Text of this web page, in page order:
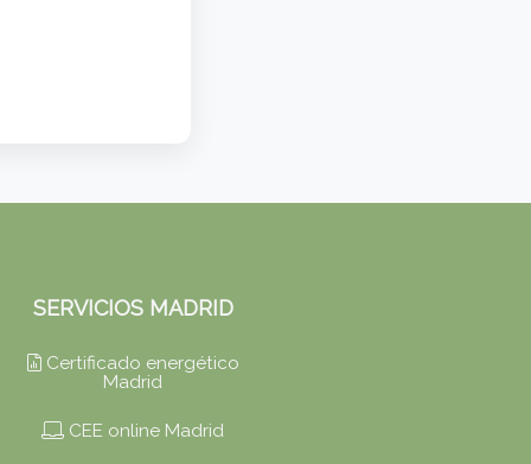
SERVICIOS MADRID
Certificado energético
Madrid
CEE online Madrid